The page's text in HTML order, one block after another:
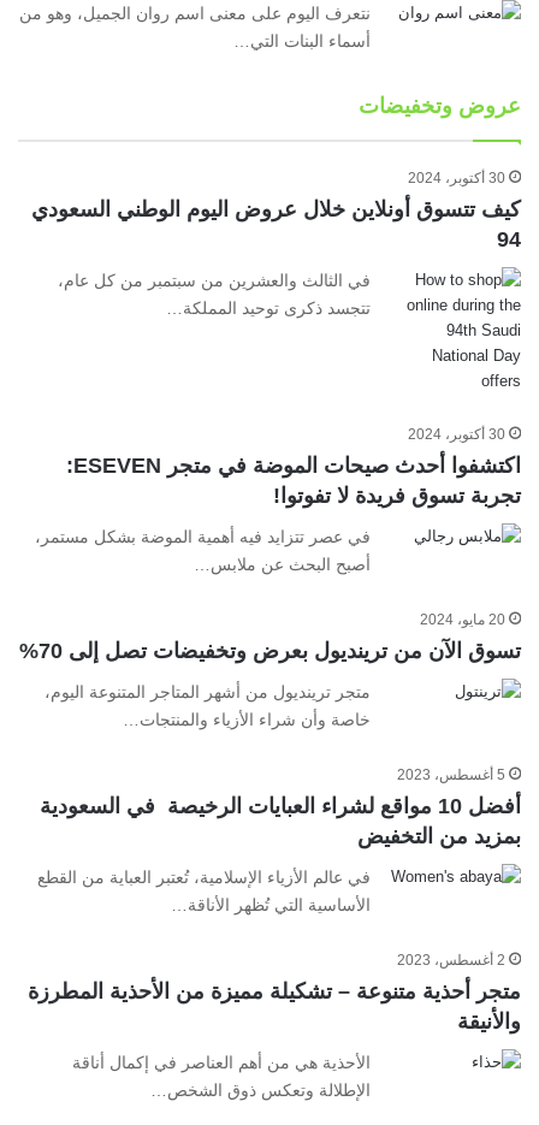
نتعرف اليوم على معنى اسم روان الجميل، وهو من
أسماء البنات التي…
عروض وتخفيضات
30 أكتوبر، 2024
كيف تتسوق أونلاين خلال عروض اليوم الوطني السعودي
94
في الثالث والعشرين من سبتمبر من كل عام،
تتجسد ذكرى توحيد المملكة…
30 أكتوبر، 2024
اكتشفوا أحدث صيحات الموضة في متجر ESEVEN:
تجربة تسوق فريدة لا تفوتوا!
في عصر تتزايد فيه أهمية الموضة بشكل مستمر،
أصبح البحث عن ملابس…
20 مايو، 2024
تسوق الآن من ترينديول بعرض وتخفيضات تصل إلى 70%
متجر ترينديول من أشهر المتاجر المتنوعة اليوم،
خاصة وأن شراء الأزياء والمنتجات…
5 أغسطس، 2023
أفضل 10 مواقع لشراء العبايات الرخيصة في السعودية
بمزيد من التخفيض
في عالم الأزياء الإسلامية، تُعتبر العباية من القطع
الأساسية التي تُظهر الأناقة…
2 أغسطس، 2023
متجر أحذية متنوعة – تشكيلة مميزة من الأحذية المطرزة
والأنيقة
الأحذية هي من أهم العناصر في إكمال أناقة
الإطلالة وتعكس ذوق الشخص…